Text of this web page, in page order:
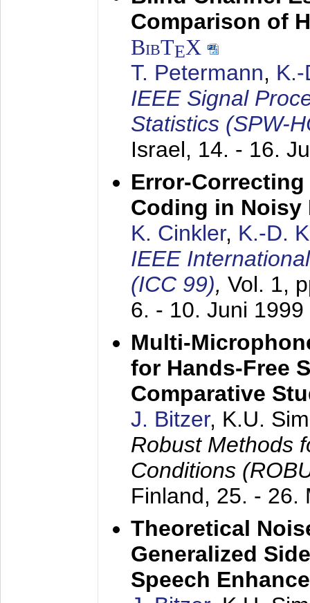
Comparison of
BibTEX
T. Petermann,
IEEE Signal
Statistics (SPW-
Israel, 14. - 16.
Error-
Coding in Noisy
K. Cinkler, K.-D.
IEEE
(ICC 99), Vol. 1,
6. - 10. Juni 1999
Multi-
for Hands-Free
Comparative
J. Bitzer, K.U.
Robust Methods
Conditions
Finland, 25. - 26.
Theoretical
Generalized
Speech